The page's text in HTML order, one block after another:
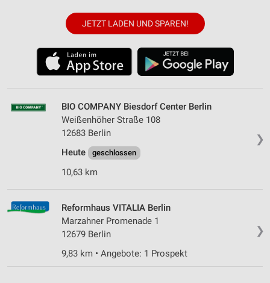
JETZT LADEN UND SPAREN!
❯
BIO COMPANY Biesdorf Center Berlin
Weißenhöher Straße 108
12683 Berlin
Heute
geschlossen
10,63 km
❯
Reformhaus VITALIA Berlin
Marzahner Promenade 1
12679 Berlin
9,83 km • Angebote: 1 Prospekt